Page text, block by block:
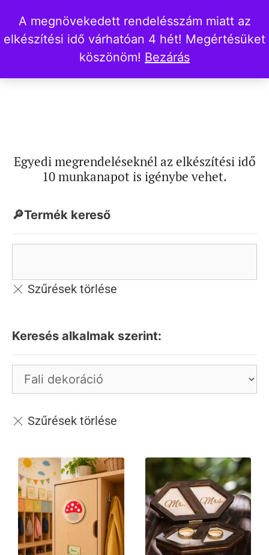
A megnövekedett rendelésszám miatt az
elkészítési idő várhatóan 4 hét! Megértésüket
köszönöm! Bezárás
Egyedi megrendeléseknél az elkészítési idő
10 munkanapot is igénybe vehet.
🔎Termék kereső
Keresés alkalmak szerint: